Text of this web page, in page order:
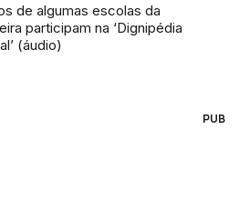
de algumas escolas da
participam na ‘Dignipédia
(áudio)
PUB